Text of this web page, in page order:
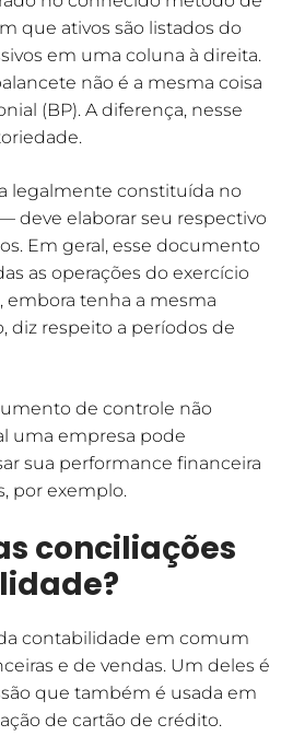
que ativos são listados do
em uma coluna à direita.
não é a mesma coisa
(BP). A diferença, nesse
legalmente constituída no
deve elaborar seu respectivo
Em geral, esse documento
as operações do exercício
embora tenha a mesma
diz respeito a períodos de
de controle não
uma empresa pode
sua performance financeira
por exemplo.
conciliações
contabilidade em comum
e de vendas. Um deles é
que também é usada em
de cartão de crédito.